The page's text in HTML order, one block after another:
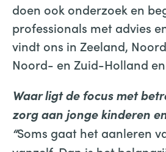
doen ook onderzoek en
professionals met advies
vindt ons in Zeeland,
Noord- en Zuid-Holland en
Waar ligt de focus met
zorg aan jonge kinderen
“Soms gaat het aanleren